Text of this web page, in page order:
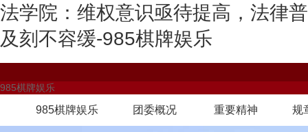
法学院：维权意识亟待提高，法律普
及刻不容缓-985棋牌娱乐
985棋牌娱乐
985棋牌娱乐 团委概况 重要精神 规